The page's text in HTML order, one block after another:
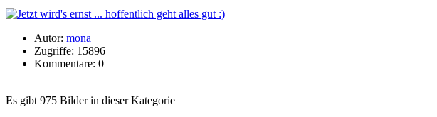
Autor: mona
Zugriffe: 15896
Kommentare: 0
Es gibt 975 Bilder in dieser Kategorie